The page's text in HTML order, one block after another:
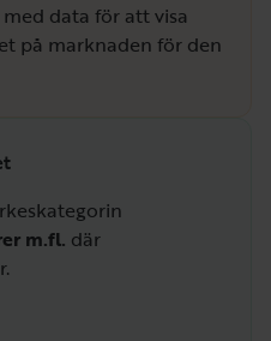
data för att visa
på marknaden för den
m.fl. där